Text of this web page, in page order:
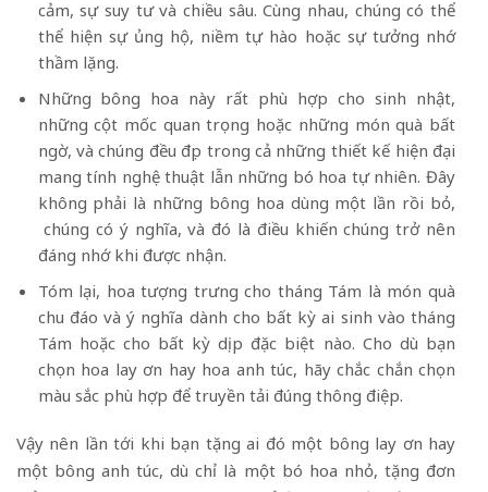
cảm, sự suy tư và chiều sâu. Cùng nhau, chúng có thể
thể hiện sự ủng hộ, niềm tự hào hoặc sự tưởng nhớ
thầm lặng.
Những bông hoa này rất phù hợp cho sinh nhật,
những cột mốc quan trọng hoặc những món quà bất
ngờ, và chúng đều đẹp trong cả những thiết kế hiện đại
mang tính nghệ thuật lẫn những bó hoa tự nhiên. Đây
không phải là những bông hoa dùng một lần rồi bỏ,
chúng có ý nghĩa, và đó là điều khiến chúng trở nên
đáng nhớ khi được nhận.
Tóm lại, hoa tượng trưng cho tháng Tám là món quà
chu đáo và ý nghĩa dành cho bất kỳ ai sinh vào tháng
Tám hoặc cho bất kỳ dịp đặc biệt nào. Cho dù bạn
chọn hoa lay ơn hay hoa anh túc, hãy chắc chắn chọn
màu sắc phù hợp để truyền tải đúng thông điệp.
Vậy nên lần tới khi bạn tặng ai đó một bông lay ơn hay
một bông anh túc, dù chỉ là một bó hoa nhỏ, tặng đơn